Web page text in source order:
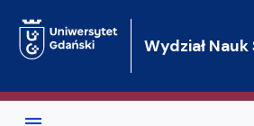
Wydział Nauk